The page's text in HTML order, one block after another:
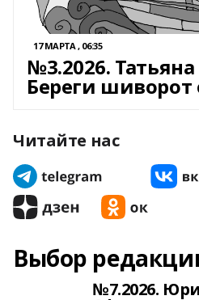
17 МАРТА , 06:35
№3.2026.
Береги шиворот
Читайте нас
Выбор
№7.2026.